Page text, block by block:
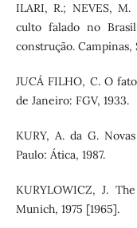
ILARI, R.; NEVES,
culto falado no
construção. Campinas,
JUCÁ FILHO, C. O
de Janeiro: FGV, 1933.
KURY, A. da G.
Paulo: Ática, 1987.
KURYLOWICZ, J.
Munich, 1975 [1965].